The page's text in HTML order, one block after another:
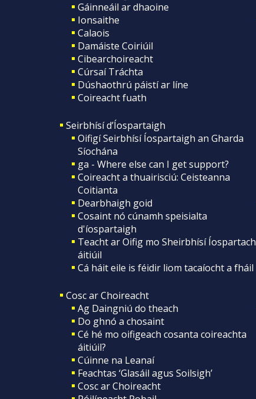
Gáinneáil ar dhaoine
Ionsaithe
Calaois
Damáiste Coiriúil
Cibearchoireacht
Cúrsaí Tráchta
Dúshaothrú páistí ar líne
Coireacht fuath
Seirbhísí d’Íospartaigh
Oifigí Seirbhísí Íospartaigh an Gharda
Síochána
ga - Where else can I get support?
Coireacht a thuairisciú: Ceisteanna
Coitianta
Dearbhaigh goid
Cosaint nó cúnamh speisialta
d'íospartaigh
Teacht ar Oifig mo Sheirbhísí Íospartach
áitiúil
Cá háit eile is féidir liom tacaíocht a fháil
Cosc ar Choireacht
Ag Daingniú do theach
Do ghnó a chosaint
Cé hé mo oifigeach cosanta coireachta
áitiúil?
Cúinne na Leanaí
Feachtas ‘Glasáil agus Soilsigh’
Cosc ar Choireacht